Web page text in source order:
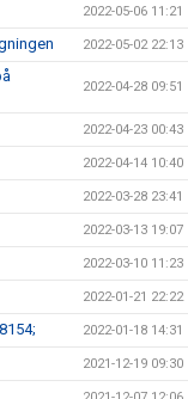
2022-05-06 11:21
2022-05-02 22:13
2022-04-28 09:51
2022-04-23 00:43
2022-04-14 10:40
2022-03-28 23:41
2022-03-13 19:07
2022-03-10 11:23
2022-01-21 22:22
2022-01-18 14:31
2021-12-19 09:30